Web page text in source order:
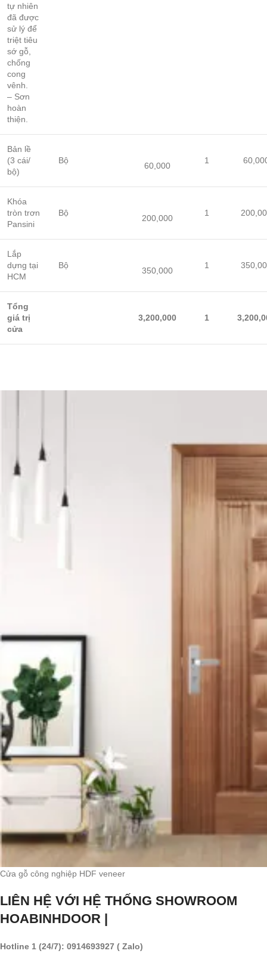
tự nhiên
đã được
sử lý để
triệt tiêu
sớ gỗ,
chống
cong
vênh.
– Sơn
hoàn
thiện.
Bản lề
(3 cái/
bộ)
Bộ
60,000
1
Khóa
tròn trơn
Pansini
Bộ
200,000
1
Lắp
dựng tại
HCM
Bộ
350,000
1
Tổng
giá trị
cửa
3,200,000 1
Cửa gỗ công nghiệp HDF veneer
LIÊN HỆ VỚI HỆ THỐNG SHOWROOM
HOABINHDOOR |
Hotline 1 (24/7): 0914693927 ( Zalo)